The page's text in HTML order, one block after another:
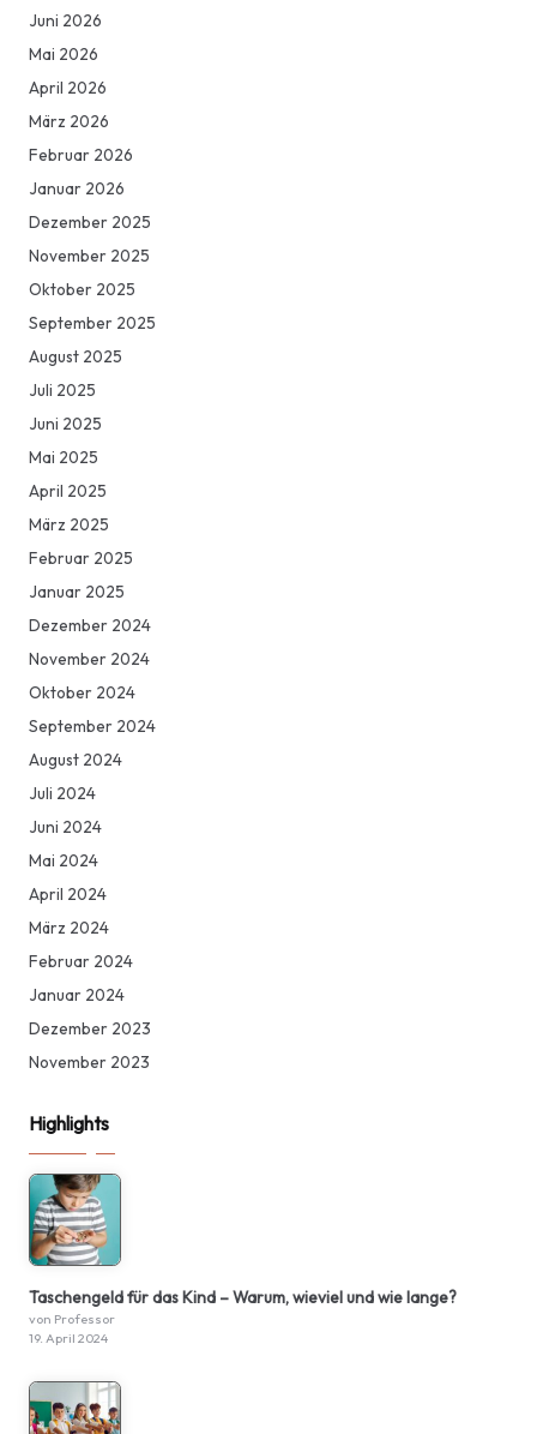
Juni 2026
Mai 2026
April 2026
März 2026
Februar 2026
Januar 2026
Dezember 2025
November 2025
Oktober 2025
September 2025
August 2025
Juli 2025
Juni 2025
Mai 2025
April 2025
März 2025
Februar 2025
Januar 2025
Dezember 2024
November 2024
Oktober 2024
September 2024
August 2024
Juli 2024
Juni 2024
Mai 2024
April 2024
März 2024
Februar 2024
Januar 2024
Dezember 2023
November 2023
Highlights
Taschengeld für das Kind – Warum, wieviel und wie lange?
von Professor
19. April 2024